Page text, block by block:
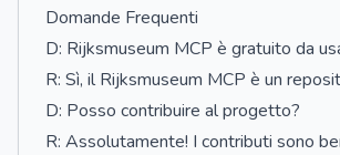
Domande Frequenti
D: Rijksmuseum MCP è gratuito da
R: Sì, il Rijksmuseum MCP è un
D: Posso contribuire al progetto?
R: Assolutamente! I contributi sono